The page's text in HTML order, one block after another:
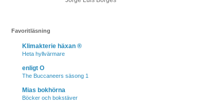
Favoritläsning
Klimakterie häxan ®
Heta hyllvärmare
enligt O
The Buccaneers säsong 1
Mias bokhörna
Böcker och bokstäver